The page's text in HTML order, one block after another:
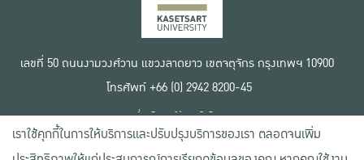
เลขที่ 50 ถนนงามวงศ์วาน แขวงลาดยาว เขตจตุจักร กรุงเทพฯ 10900
โทรศัพท์ +66 (0) 2942 8200-45
เงื่อนไขการใช้งานเว็บไซต์
ข้อตกลงด้านสิทธิ์ใช้งาน
นโยบายความเป็นส่วนตัว
เราใช้คุกกี้ในการให้บริการและปรับปรุงบริการของเรา ตลอดจนเพิ่ม